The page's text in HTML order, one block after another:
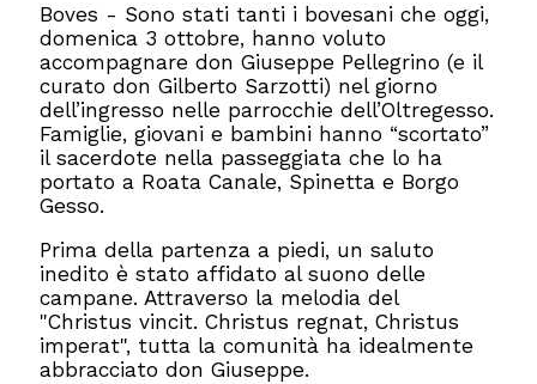
Boves - Sono stati tanti i bovesani che oggi,
domenica 3 ottobre, hanno voluto
accompagnare don Giuseppe Pellegrino (e il
curato don Gilberto Sarzotti) nel giorno
dell’ingresso nelle parrocchie dell’Oltregesso.
Famiglie, giovani e bambini hanno “scortato”
il sacerdote nella passeggiata che lo ha
portato a Roata Canale, Spinetta e Borgo
Gesso.
Prima della partenza a piedi, un saluto
inedito è stato affidato al suono delle
campane. Attraverso la melodia del
"Christus vincit. Christus regnat, Christus
imperat", tutta la comunità ha idealmente
abbracciato don Giuseppe.